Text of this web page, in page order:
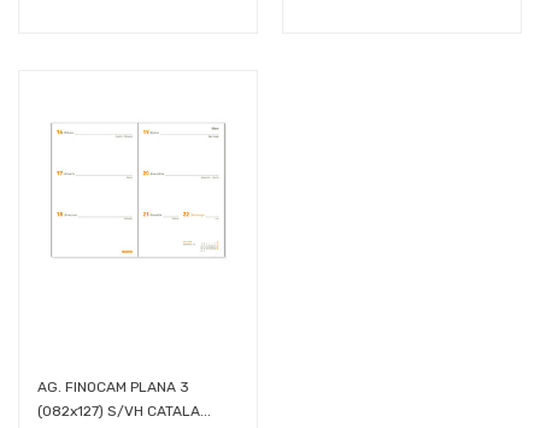
AG. FINOCAM PLANA 3
(082x127) S/VH CATALA...